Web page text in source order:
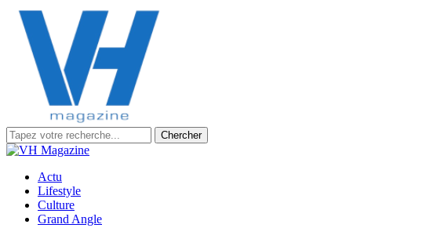
Chercher
Actu
Lifestyle
Culture
Grand Angle